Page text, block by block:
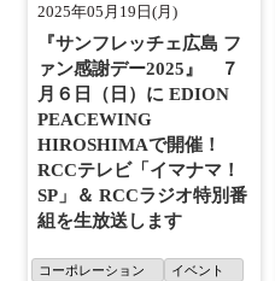
2025年05月19日(月)
『サンフレッチェ広島 フ
ァン感謝デー2025』 ７
月６日（日）に EDION
PEACEWING
HIROSHIMAで開催！
RCCテレビ「イマナマ！
SP」＆ RCCラジオ特別番
組を生放送します
コーポレーション イベント